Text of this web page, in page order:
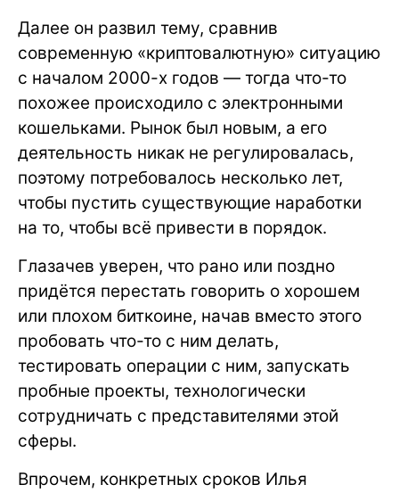
Далее он развил тему, сравнив
современную «криптовалютную» ситуацию
с началом 2000-х годов — тогда что-то
похожее происходило с электронными
кошельками. Рынок был новым, а его
деятельность никак не регулировалась,
поэтому потребовалось несколько лет,
чтобы пустить существующие наработки
на то, чтобы всё привести в порядок.
Глазачев уверен, что рано или поздно
придётся перестать говорить о хорошем
или плохом биткоине, начав вместо этого
пробовать что-то с ним делать,
тестировать операции с ним, запускать
пробные проекты, технологически
сотрудничать с представителями этой
сферы.
Впрочем, конкретных сроков Илья